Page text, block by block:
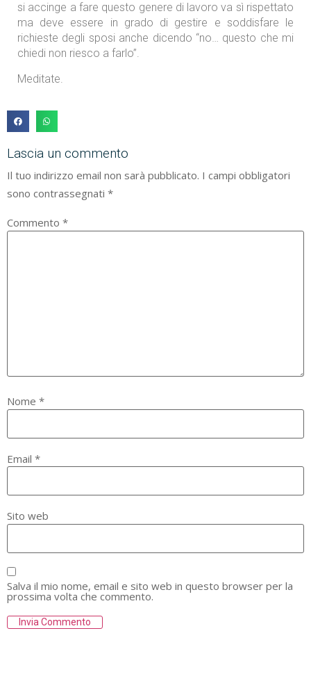
si accinge a fare questo genere di lavoro va sì rispettato
ma deve essere in grado di gestire e soddisfare le
richieste degli sposi anche dicendo “no… questo che mi
chiedi non riesco a farlo”.
Meditate.
Lascia un commento
Il tuo indirizzo email non sarà pubblicato. I campi obbligatori
sono contrassegnati *
Commento *
Nome *
Email *
Sito web
Salva il mio nome, email e sito web in questo browser per la
prossima volta che commento.